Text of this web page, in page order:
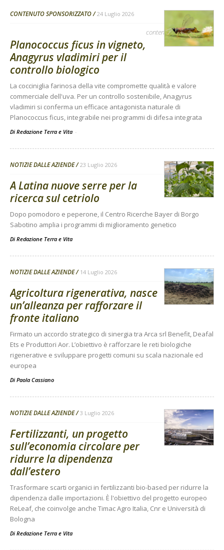
CONTENUTO SPONSORIZZATO 24 Luglio 2026
contenuto sponsorizzato
Planococcus ficus in vigneto,
Anagyrus vladimiri per il
controllo biologico
La cocciniglia farinosa della vite compromette qualità e valore
commerciale dell'uva. Per un controllo sostenibile, Anagyrus
vladimiri si conferma un efficace antagonista naturale di
Planococcus ficus, integrabile nei programmi di difesa integrata
Di Redazione Terra e Vita -
NOTIZIE DALLE AZIENDE 23 Luglio 2026
A Latina nuove serre per la
ricerca sul cetriolo
Dopo pomodoro e peperone, il Centro Ricerche Bayer di Borgo
Sabotino amplia i programmi di miglioramento genetico
Di Redazione Terra e Vita
NOTIZIE DALLE AZIENDE 14 Luglio 2026
Agricoltura rigenerativa, nasce
un’alleanza per rafforzare il
fronte italiano
Firmato un accordo strategico di sinergia tra Arca srl Benefit, Deafal
Ets e Produttori Aor. L’obiettivo è rafforzare le reti biologiche
rigenerative e sviluppare progetti comuni su scala nazionale ed
europea
Di Paola Cassiano
NOTIZIE DALLE AZIENDE 3 Luglio 2026
Fertilizzanti, un progetto
sull’economia circolare per
ridurre la dipendenza
dall’estero
Trasformare scarti organici in fertilizzanti bio-based per ridurre la
dipendenza dalle importazioni. È l'obiettivo del progetto europeo
ReLeaf, che coinvolge anche Timac Agro Italia, Cnr e Università di
Bologna
Di Redazione Terra e Vita